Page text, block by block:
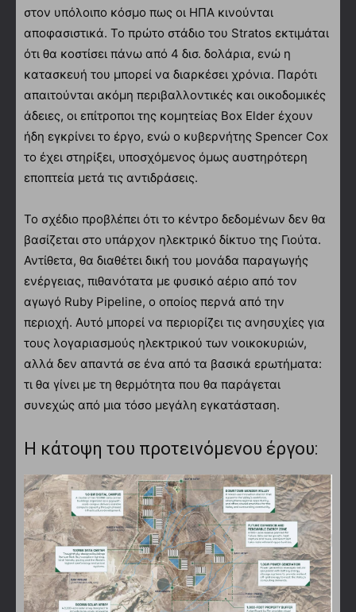
στον υπόλοιπο κόσμο πως οι ΗΠΑ κινούνται
αποφασιστικά. Το πρώτο στάδιο του Stratos εκτιμάται
ότι θα κοστίσει πάνω από 4 δισ. δολάρια, ενώ η
κατασκευή του μπορεί να διαρκέσει χρόνια. Παρότι
απαιτούνται ακόμη περιβαλλοντικές και οικοδομικές
άδειες, οι επίτροποι της κομητείας Box Elder έχουν
ήδη εγκρίνει το έργο, ενώ ο κυβερνήτης Spencer Cox
το έχει στηρίξει, υποσχόμενος όμως αυστηρότερη
εποπτεία μετά τις αντιδράσεις.
Το σχέδιο προβλέπει ότι το κέντρο δεδομένων δεν θα
βασίζεται στο υπάρχον ηλεκτρικό δίκτυο της Γιούτα.
Αντίθετα, θα διαθέτει δική του μονάδα παραγωγής
ενέργειας, πιθανότατα με φυσικό αέριο από τον
αγωγό Ruby Pipeline, ο οποίος περνά από την
περιοχή. Αυτό μπορεί να περιορίζει τις ανησυχίες για
τους λογαριασμούς ηλεκτρικού των νοικοκυριών,
αλλά δεν απαντά σε ένα από τα βασικά ερωτήματα:
τι θα γίνει με τη θερμότητα που θα παράγεται
συνεχώς από μια τόσο μεγάλη εγκατάσταση.
Η κάτοψη του προτεινόμενου έργου: